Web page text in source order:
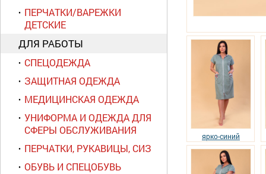
ПЕРЧАТКИ/ВАРЕЖКИ
ДЕТСКИЕ
ДЛЯ РАБОТЫ
СПЕЦОДЕЖДА
ЗАЩИТНАЯ ОДЕЖДА
МЕДИЦИНСКАЯ ОДЕЖДА
УНИФОРМА И ОДЕЖДА ДЛЯ
СФЕРЫ ОБСЛУЖИВАНИЯ
ПЕРЧАТКИ, РУКАВИЦЫ, СИЗ
ОБУВЬ И СПЕЦОБУВЬ
ярко-синий